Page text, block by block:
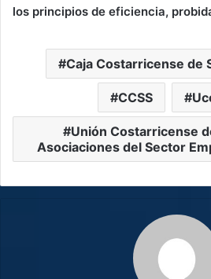
los principios de eficiencia,
Caja Costarricense de
CCSS
Unión Costarricense
Asociaciones del Sector